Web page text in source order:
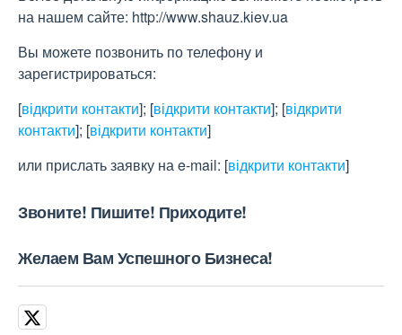
на нашем сайте: http://www.shauz.kіev.ua
Вы можете позвонить по телефону и
зарегистрироваться:
[відкрити контакти]; [відкрити контакти]; [відкрити
контакти]; [відкрити контакти]
или прислать заявку на e-maіl: [відкрити контакти]
Звоните! Пишите! Приходите!
Желаем Вам Успешного Бизнеса!